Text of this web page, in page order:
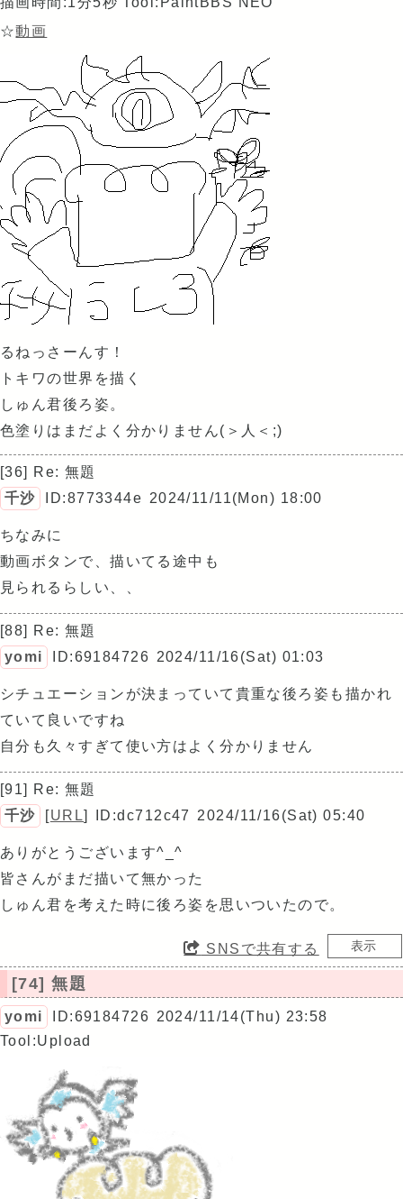
☆動画
るねっさーんす！
トキワの世界を描く
しゅん君後ろ姿。
色塗りはまだよく分かりません(＞人＜;)
[36] Re: 無題
千沙
ID:8773344e 2024/11/11(Mon) 18:00
ちなみに
動画ボタンで、描いてる途中も
見られるらしい、、
[88] Re: 無題
yomi
ID:69184726 2024/11/16(Sat) 01:03
シチュエーションが決まっていて貴重な後ろ姿も描かれ
ていて良いですね
自分も久々すぎて使い方はよく分かりません
[91] Re: 無題
千沙
[URL] ID:dc712c47 2024/11/16(Sat) 05:40
ありがとうございます^_^
皆さんがまだ描いて無かった
しゅん君を考えた時に後ろ姿を思いついたので。
SNSで共有する
[74] 無題
yomi ID:69184726 2024/11/14(Thu) 23:58
Tool:Upload